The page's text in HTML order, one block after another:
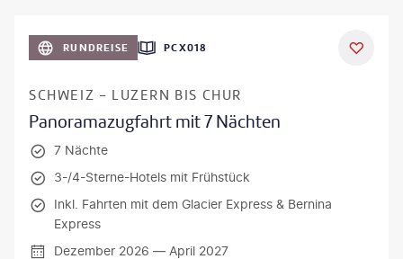
RUNDREISE PCX018
SCHWEIZ - LUZERN BIS CHUR
Panoramazugfahrt mit 7 Nächten
7 Nächte
3-/4-Sterne-Hotels mit Frühstück
Inkl. Fahrten mit dem Glacier Express & Bernina
Express
Dezember 2026 — April 2027